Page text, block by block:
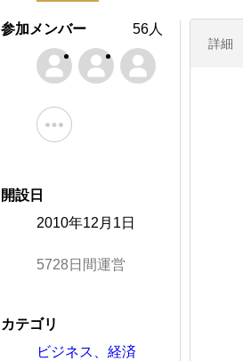
詳細
参加メンバー 56人
開設日
2010年12月1日
5728日間運営
カテゴリ
ビジネス、経済